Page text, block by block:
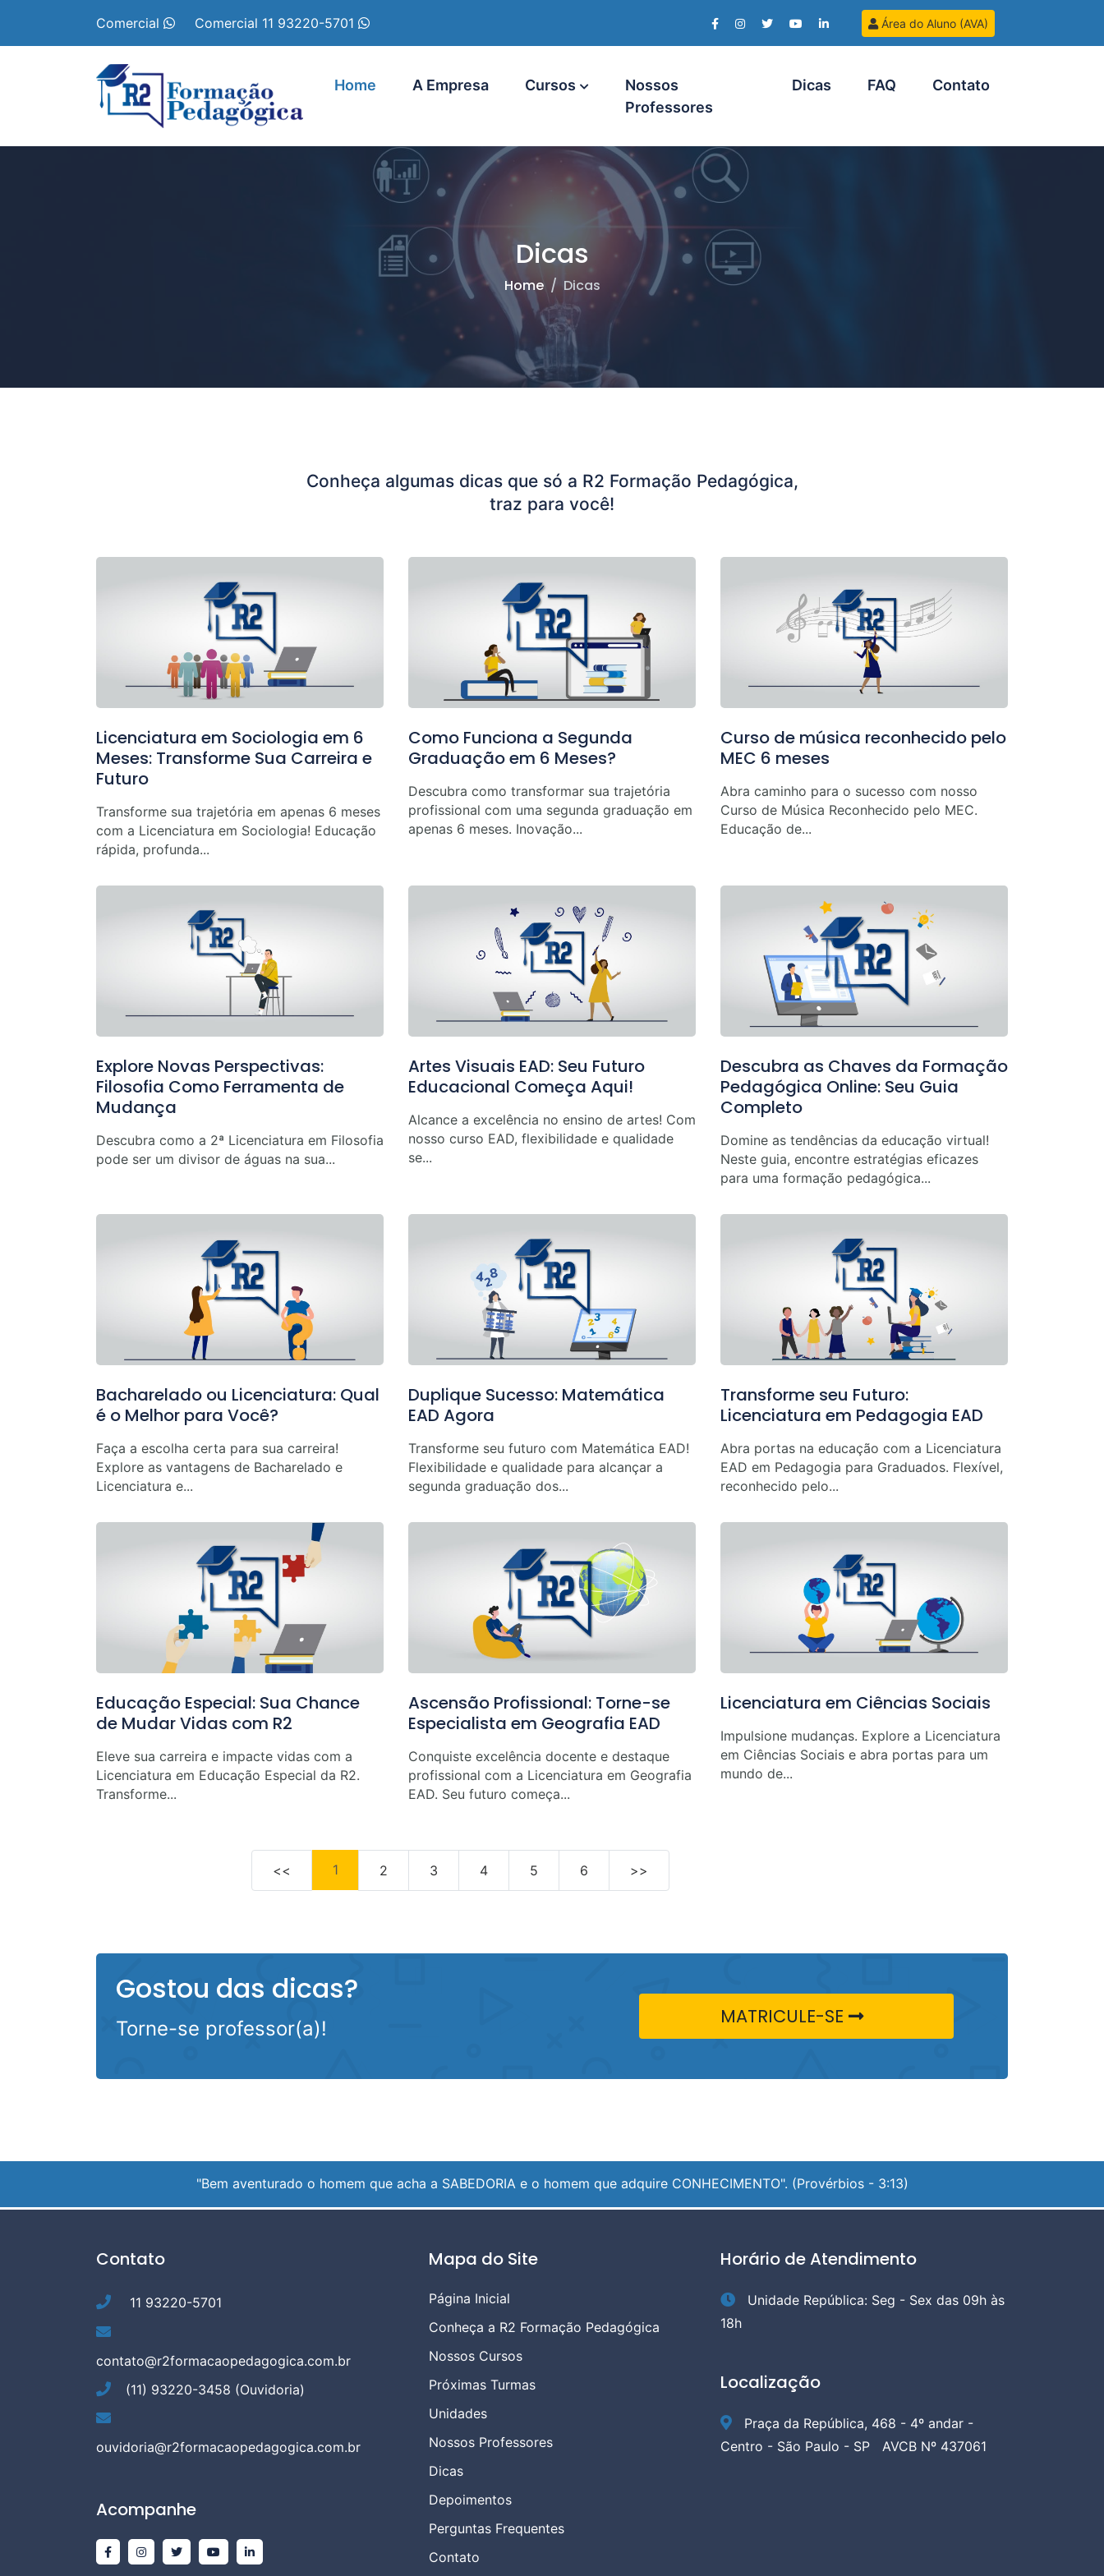
R2 Formação Pedagógica
Comercial Comercial 11 93220-5701 Área do Aluno (AVA)
Home A Empresa Cursos
Nossos
Professores
Dicas FAQ Contato
Dicas
Home Dicas
Conheça algumas dicas que só a R2 Formação Pedagógica,
traz para você!
Licenciatura em Sociologia em 6
Meses: Transforme Sua Carreira e
Futuro
Transforme sua trajetória em apenas 6 meses
com a Licenciatura em Sociologia! Educação
rápida, profunda...
Como Funciona a Segunda
Graduação em 6 Meses?
Descubra como transformar sua trajetória
profissional com uma segunda graduação em
apenas 6 meses. Inovação...
Curso de música reconhecido pelo
MEC 6 meses
Abra caminho para o sucesso com nosso
Curso de Música Reconhecido pelo MEC.
Educação de...
Explore Novas Perspectivas:
Filosofia Como Ferramenta de
Mudança
Descubra como a 2ª Licenciatura em Filosofia
pode ser um divisor de águas na sua...
Artes Visuais EAD: Seu Futuro
Educacional Começa Aqui!
Alcance a excelência no ensino de artes! Com
nosso curso EAD, flexibilidade e qualidade
se...
Descubra as Chaves da Formação
Pedagógica Online: Seu Guia
Completo
Domine as tendências da educação virtual!
Neste guia, encontre estratégias eficazes
para uma formação pedagógica...
Bacharelado ou Licenciatura: Qual
é o Melhor para Você?
Faça a escolha certa para sua carreira!
Explore as vantagens de Bacharelado e
Licenciatura e...
Duplique Sucesso: Matemática
EAD Agora
Transforme seu futuro com Matemática EAD!
Flexibilidade e qualidade para alcançar a
segunda graduação dos...
Transforme seu Futuro:
Licenciatura em Pedagogia EAD
Abra portas na educação com a Licenciatura
EAD em Pedagogia para Graduados. Flexível,
reconhecido pelo...
Educação Especial: Sua Chance
de Mudar Vidas com R2
Eleve sua carreira e impacte vidas com a
Licenciatura em Educação Especial da R2.
Transforme...
Ascensão Profissional: Torne-se
Especialista em Geografia EAD
Conquiste excelência docente e destaque
profissional com a Licenciatura em Geografia
EAD. Seu futuro começa...
Licenciatura em Ciências Sociais
Impulsione mudanças. Explore a Licenciatura
em Ciências Sociais e abra portas para um
mundo de...
<< 1 2 3 4 5 6 >>
Gostou das dicas?
Torne-se professor(a)!
MATRICULE-SE
"Bem aventurado o homem que acha a SABEDORIA e o homem que adquire CONHECIMENTO". (Provérbios - 3:13)
R2 Formação Pedagógica mais informações
Contato
11 93220-5701
contato@r2formacaopedagogica.com.br
(11) 93220-3458 (Ouvidoria)
ouvidoria@r2formacaopedagogica.com.br
Acompanhe
Mapa do Site
Página Inicial
Conheça a R2 Formação Pedagógica
Nossos Cursos
Próximas Turmas
Unidades
Nossos Professores
Dicas
Depoimentos
Perguntas Frequentes
Contato
Horário de Atendimento
Unidade República: Seg - Sex das 09h às
18h
Localização
Praça da República, 468 - 4º andar -
Centro - São Paulo - SP
AVCB Nº 437061